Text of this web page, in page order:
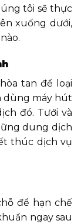
tôi sẽ thực
xuống dưới,
tan để loại
dùng máy hút
đó. Tưới và
dung dịch
thúc dịch vụ
để hạn chế
ngay sau